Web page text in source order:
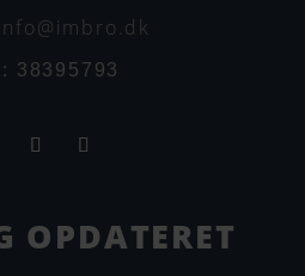
38395793
OPDATERET